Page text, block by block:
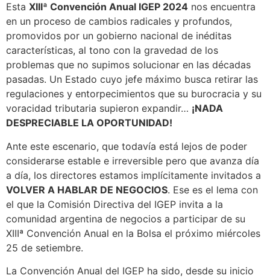
Esta XIIIª Convención Anual IGEP 2024 nos encuentra
en un proceso de cambios radicales y profundos,
promovidos por un gobierno nacional de inéditas
características, al tono con la gravedad de los
problemas que no supimos solucionar en las décadas
pasadas. Un Estado cuyo jefe máximo busca retirar las
regulaciones y entorpecimientos que su burocracia y su
voracidad tributaria supieron expandir… ¡NADA
DESPRECIABLE LA OPORTUNIDAD!
Ante este escenario, que todavía está lejos de poder
considerarse estable e irreversible pero que avanza día
a día, los directores estamos implícitamente invitados a
VOLVER A HABLAR DE NEGOCIOS. Ese es el lema con
el que la Comisión Directiva del IGEP invita a la
comunidad argentina de negocios a participar de su
XIIIª Convención Anual en la Bolsa el próximo miércoles
25 de setiembre.
La Convención Anual del IGEP ha sido, desde su inicio